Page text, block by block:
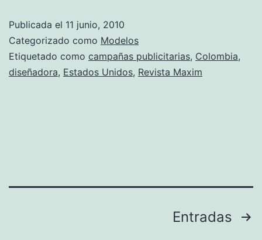
Eusse
Publicada el 11 junio, 2010
Categorizado como Modelos
Etiquetado como campañas publicitarias, Colombia,
diseñadora, Estados Unidos, Revista Maxim
Entradas